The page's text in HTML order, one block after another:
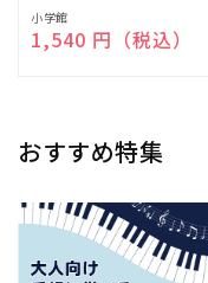
販
売
小学館
通常価格
1,540 円（税込）
おすすめ特集